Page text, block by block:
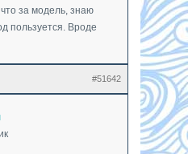
за модель, знаю
пользуется. Вроде
#51642